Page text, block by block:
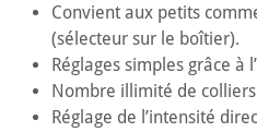
Convient aux petits
(sélecteur sur le boîtier).
Réglages simples grâce à
Nombre illimité de
Réglage de l’intensité